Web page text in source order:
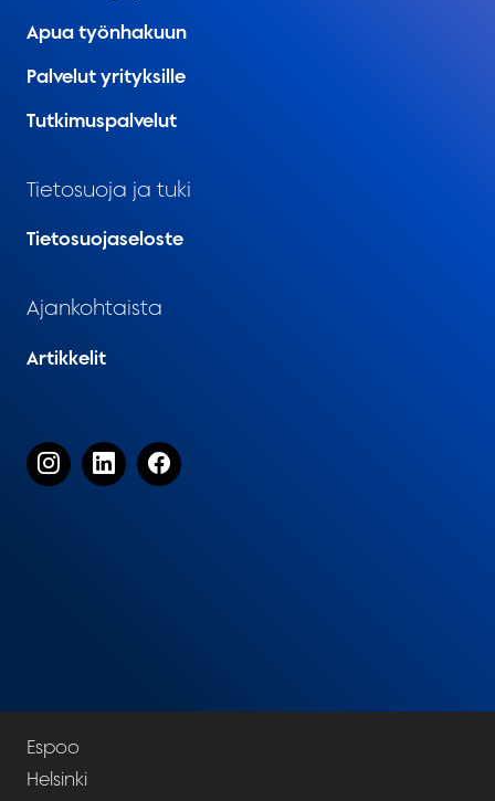
Apua työnhakuun
Palvelut yrityksille
Tutkimuspalvelut
Tietosuoja ja tuki
Tietosuojaseloste
Ajankohtaista
Artikkelit
Espoo
Helsinki